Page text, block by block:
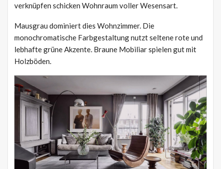
verknüpfen schicken Wohnraum voller Wesensart.
Mausgrau dominiert dies Wohnzimmer. Die
monochromatische Farbgestaltung nutzt seltene rote und
lebhafte grüne Akzente. Braune Mobiliar spielen gut mit
Holzböden.